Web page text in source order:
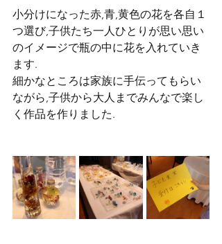
小分けになった赤,青,黄色の花を各自１
つ選び,子供たち一人ひとりが思い思い
のイメージで瓶の中に花を入れていき
ます.
細かなところは家族に手伝ってもらい
ながら,子供から大人までみんなで楽し
く作品を作りました.